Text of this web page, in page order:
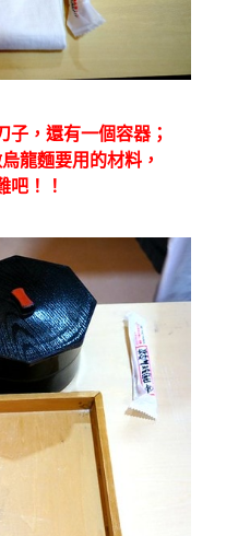
子，還有一個容器；
龍麵要用的材料，
吧！！